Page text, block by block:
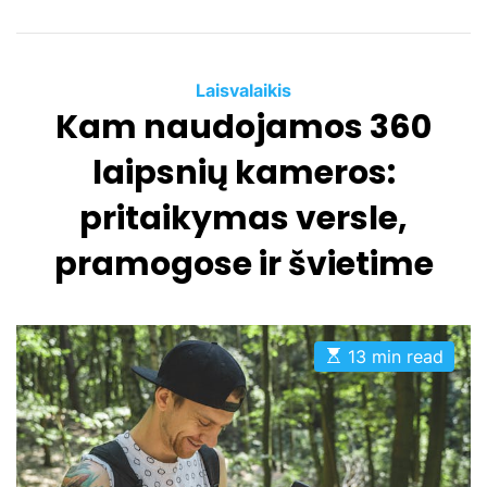
C
a
t
e
o
r
i
s
Laisvalaikis
Kam naudojamos 360
laipsnių kameros:
pritaikymas versle,
pramogose ir švietime
E
s
t
m
13 min read